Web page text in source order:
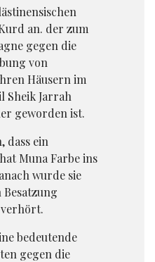
an. der zum
gegen die
von
Häusern im
Sheik Jarrah
geworden ist.
dass ein
Muna Farbe ins
wurde sie
bedeutende
gegen die